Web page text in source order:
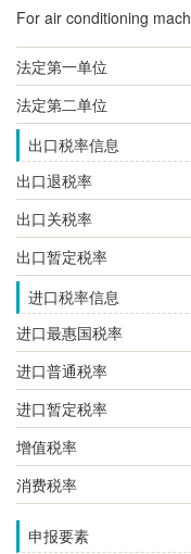
For air conditioning
法定第一单位
法定第二单位
出口税率信息
出口退税率
出口关税率
出口暂定税率
进口税率信息
进口最惠国税率
进口普通税率
进口暂定税率
增值税率
消费税率
申报要素